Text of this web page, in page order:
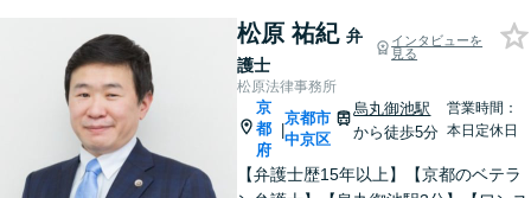
松原 祐紀 弁
護士
インタビューを
見る
松原法律事務所
京
都
府
|
京都市
中京区
烏丸御池駅
から徒歩5分
営業時間：
本日定休日
【弁護士歴15年以上】【京都のベテラ